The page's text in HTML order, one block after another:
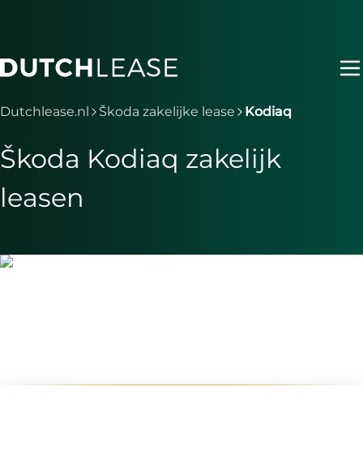
Je bent nu voorbij het hoofdmenu
Dutchlease.nl Škoda zakelijke lease Kodiaq
Škoda Kodiaq zakelijk
leasen